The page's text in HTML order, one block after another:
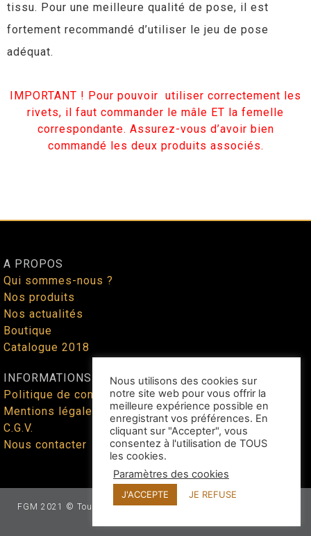
tissu. Pour une meilleure qualité de pose, il est
fortement recommandé d’utiliser le jeu de pose
adéquat.
IMPORTANT ! Pour pouvoir utiliser correctement les
rivets, il faut commander le mâle ET la femelle
correspondante. Assurez-vous d’avoir bien
commandé les deux produits associés.
A PROPOS
Qui sommes-nous ?
Nos produits
Nos actualités
Boutique
Catalogue 2018
INFORMATIONS
Politique de confidentialité
Mentions légales
C.G.V.
Nous contacter
FGM 2021 © Tous droits réservés - Site web façonné par
Nous utilisons des cookies sur
notre site web pour vous offrir la
meilleure expérience possible en
enregistrant vos préférences. En
cliquant sur "Accepter", vous
consentez à l'utilisation de TOUS
les cookies.
Paramètres des cookies
J'ACCEPTE JE REFUSE